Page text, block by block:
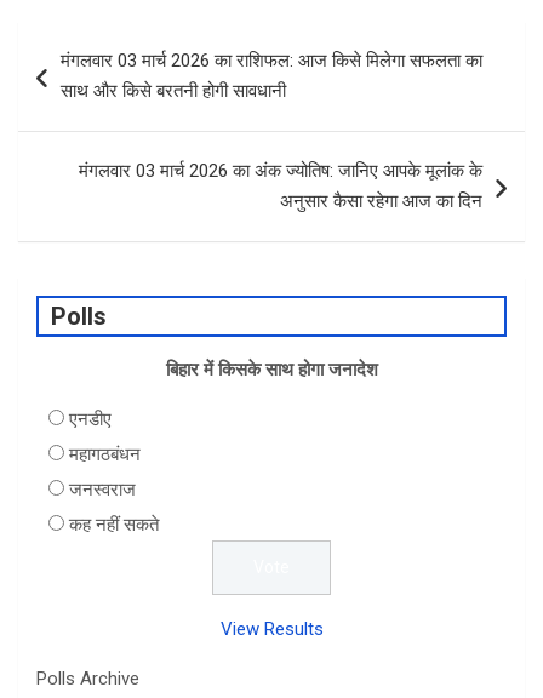
navigation
मंगलवार 03 मार्च 2026 का राशिफल: आज किसे मिलेगा सफलता का
साथ और किसे बरतनी होगी सावधानी
मंगलवार 03 मार्च 2026 का अंक ज्योतिष: जानिए आपके मूलांक के
अनुसार कैसा रहेगा आज का दिन
Polls
बिहार में किसके साथ होगा जनादेश
एनडीए
महागठबंधन
जनस्वराज
कह नहीं सकते
View Results
Polls Archive